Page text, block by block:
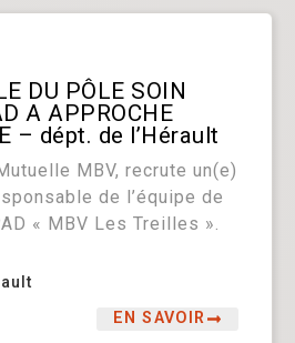
DU PÔLE SOIN
A APPROCHE
– dépt. de l’Hérault
MBV, recrute un(e)
de l’équipe de
« MBV Les Treilles ».
EN SAVOIR